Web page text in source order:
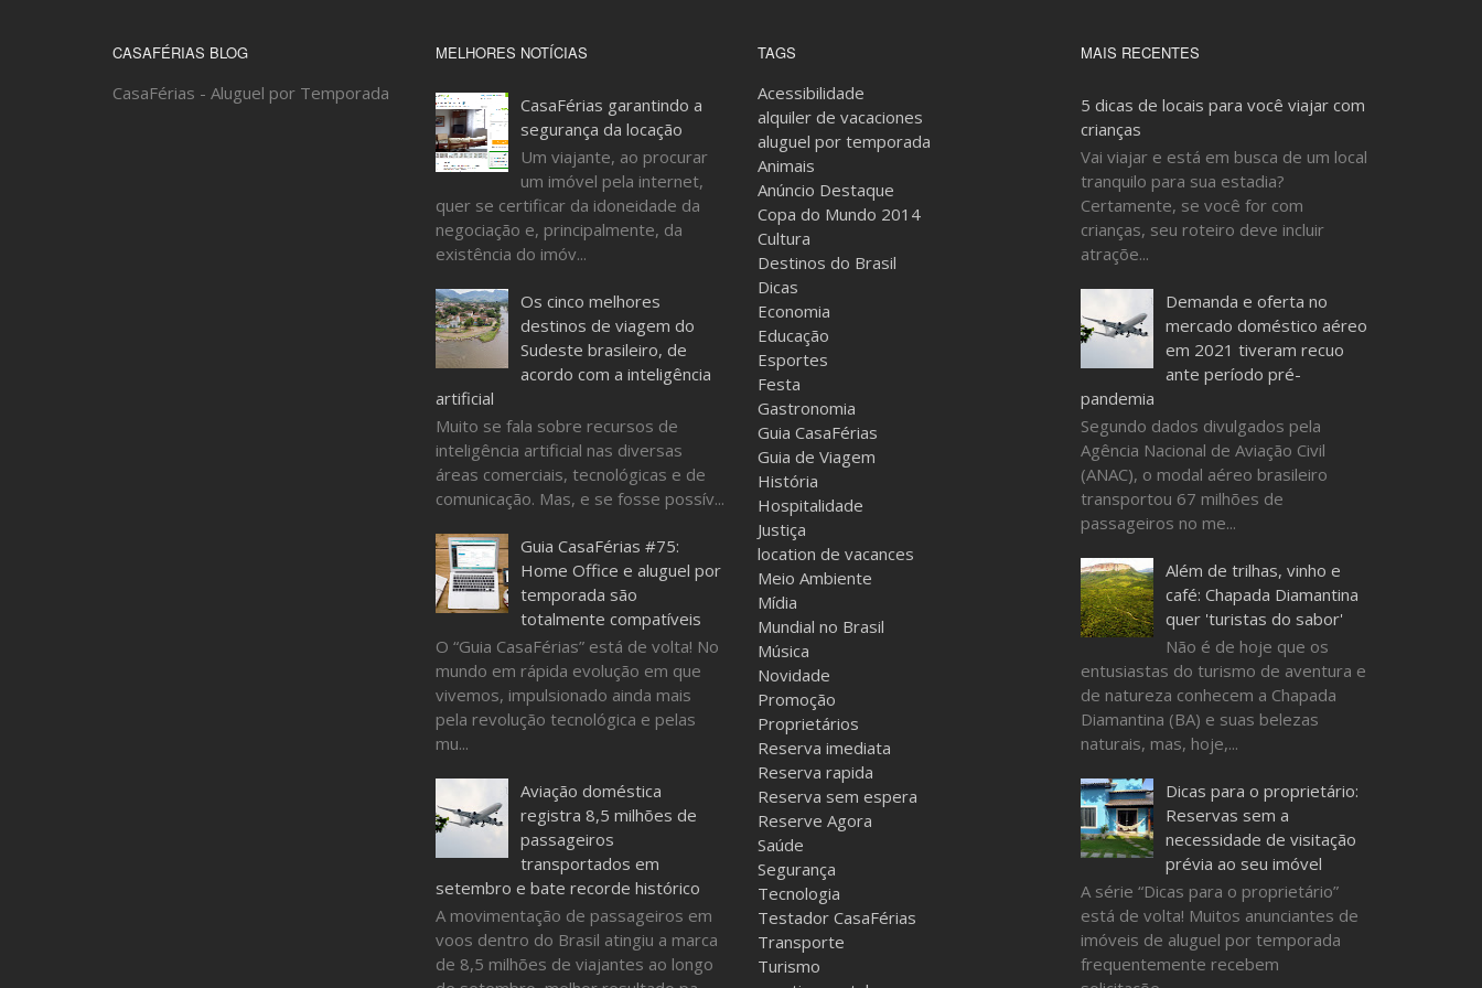
Viajante
CASAFÉRIAS BLOG
CasaFérias - Aluguel por Temporada
MELHORES NOTÍCIAS
CasaFérias garantindo a
segurança da locação
Um viajante, ao procurar
um imóvel pela internet,
quer se certificar da idoneidade da
negociação e, principalmente, da
existência do imóv...
Os cinco melhores
destinos de viagem do
Sudeste brasileiro, de
acordo com a inteligência
artificial
Muito se fala sobre recursos de
inteligência artificial nas diversas
áreas comerciais, tecnológicas e de
comunicação. Mas, e se fosse possív...
Guia CasaFérias #75:
Home Office e aluguel por
temporada são
totalmente compatíveis
O “Guia CasaFérias” está de volta! No
mundo em rápida evolução em que
vivemos, impulsionado ainda mais
pela revolução tecnológica e pelas
mu...
Aviação doméstica
registra 8,5 milhões de
passageiros
transportados em
setembro e bate recorde histórico
A movimentação de passageiros em
voos dentro do Brasil atingiu a marca
de 8,5 milhões de viajantes ao longo
TAGS
Acessibilidade
alquiler de vacaciones
aluguel por temporada
Animais
Anúncio Destaque
Copa do Mundo 2014
Cultura
Destinos do Brasil
Dicas
Economia
Educação
Esportes
Festa
Gastronomia
Guia CasaFérias
Guia de Viagem
História
Hospitalidade
Justiça
location de vacances
Meio Ambiente
Mídia
Mundial no Brasil
Música
Novidade
Promoção
Proprietários
Reserva imediata
Reserva rapida
Reserva sem espera
Reserve Agora
Saúde
Segurança
Tecnologia
Testador CasaFérias
Transporte
Turismo
MAIS RECENTES
5 dicas de locais para você viajar com
crianças
Vai viajar e está em busca de um local
tranquilo para sua estadia?
Certamente, se você for com
crianças, seu roteiro deve incluir
atraçõe...
Demanda e oferta no
mercado doméstico aéreo
em 2021 tiveram recuo
ante período pré-
pandemia
Segundo dados divulgados pela
Agência Nacional de Aviação Civil
(ANAC), o modal aéreo brasileiro
transportou 67 milhões de
passageiros no me...
Além de trilhas, vinho e
café: Chapada Diamantina
quer 'turistas do sabor'
Não é de hoje que os
entusiastas do turismo de aventura e
de natureza conhecem a Chapada
Diamantina (BA) e suas belezas
naturais, mas, hoje,...
Dicas para o proprietário:
Reservas sem a
necessidade de visitação
prévia ao seu imóvel
A série “Dicas para o proprietário”
está de volta! Muitos anunciantes de
imóveis de aluguel por temporada
frequentemente recebem